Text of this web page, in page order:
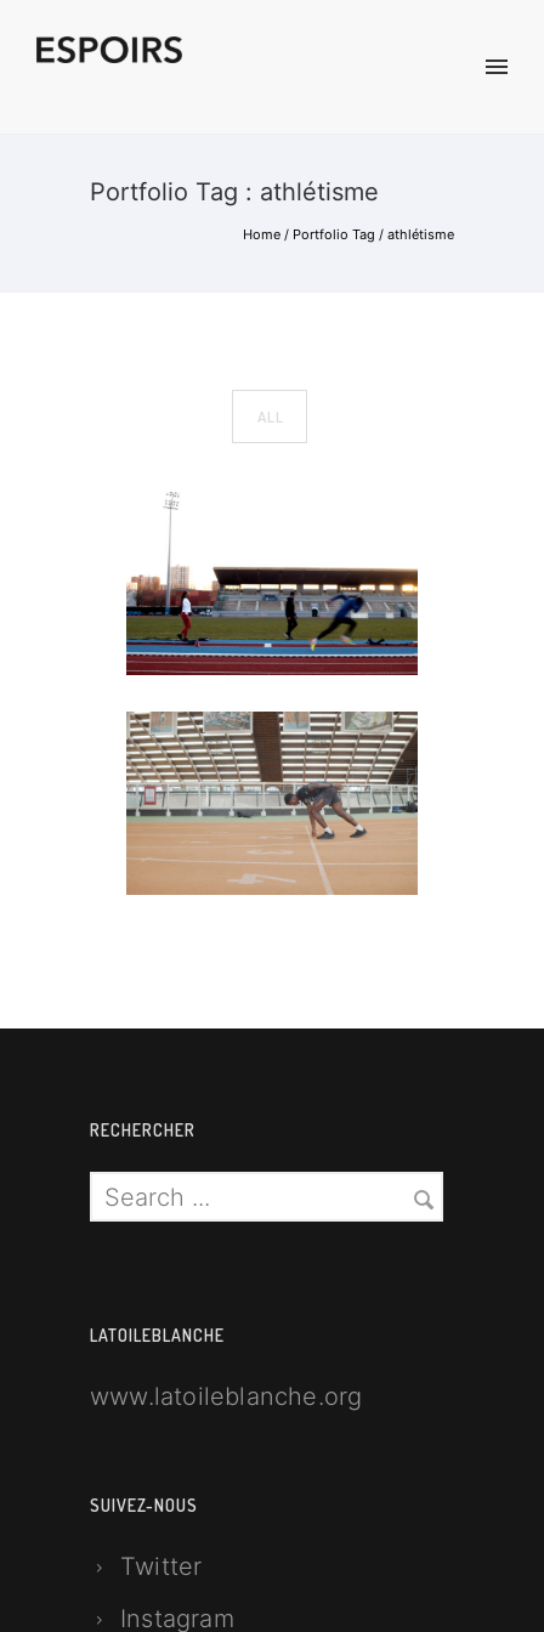
Portfolio Tag : athlétisme
Home / Portfolio Tag / athlétisme
ALL
Para Athlétisme
Athlétisme
RECHERCHER
LATOILEBLANCHE
www.latoileblanche.org
SUIVEZ-NOUS
Twitter
Instagram